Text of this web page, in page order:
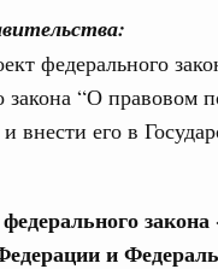
федерального
закона “О правовом
внести его в
и
бюджетные ассигнования.
еще